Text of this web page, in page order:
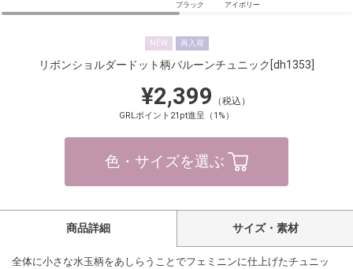
ブラック アイボリー
NEW 再入荷
リボンショルダードット柄バルーンチュニック [dh1353]
¥2,399 （税込）
GRLポイント21pt進呈（1%）
色・サイズを選ぶ
商品詳細 サイズ・素材
全体に小さな水玉柄をあしらうことでフェミニンに仕上げたチュニッ